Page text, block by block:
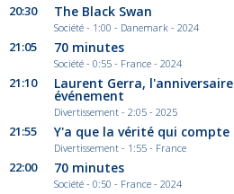
20:30 The Black Swan
Société - 1:00 - Danemark - 2024
21:05 70 minutes
Société - 0:55 - France - 2024
21:10 Laurent Gerra, l'anniversaire
événement
Divertissement - 2:05 - 2025
21:55 Y'a que la vérité qui compte
Divertissement - 1:55 - France
22:00 70 minutes
Société - 0:50 - France - 2024